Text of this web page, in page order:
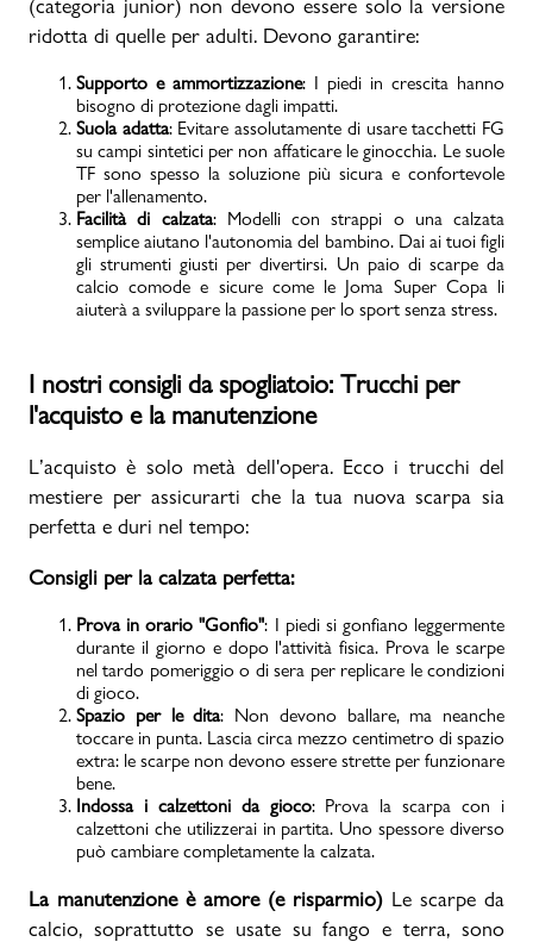
ridotta di quelle per adulti. Devono garantire:
Supporto e ammortizzazione: I piedi in crescita hanno
bisogno di protezione dagli impatti.
Suola adatta: Evitare assolutamente di usare tacchetti FG
su campi sintetici per non affaticare le ginocchia. Le suole
TF sono spesso la soluzione più sicura e confortevole
per l'allenamento.
Facilità di calzata: Modelli con strappi o una calzata
semplice aiutano l'autonomia del bambino. Dai ai tuoi figli
gli strumenti giusti per divertirsi. Un paio di scarpe da
calcio comode e sicure come le Joma Super Copa li
aiuterà a sviluppare la passione per lo sport senza stress.
I nostri consigli da spogliatoio: Trucchi per
l'acquisto e la manutenzione
L’acquisto è solo metà dell'opera. Ecco i trucchi del
mestiere per assicurarti che la tua nuova scarpa sia
perfetta e duri nel tempo:
Consigli per la calzata perfetta:
Prova in orario "Gonfio": I piedi si gonfiano leggermente
durante il giorno e dopo l'attività fisica. Prova le scarpe
nel tardo pomeriggio o di sera per replicare le condizioni
di gioco.
Spazio per le dita: Non devono ballare, ma neanche
toccare in punta. Lascia circa mezzo centimetro di spazio
extra: le scarpe non devono essere strette per funzionare
bene.
Indossa i calzettoni da gioco: Prova la scarpa con i
calzettoni che utilizzerai in partita. Uno spessore diverso
può cambiare completamente la calzata.
La manutenzione è amore (e risparmio) Le scarpe da
calcio, soprattutto se usate su fango e terra, sono